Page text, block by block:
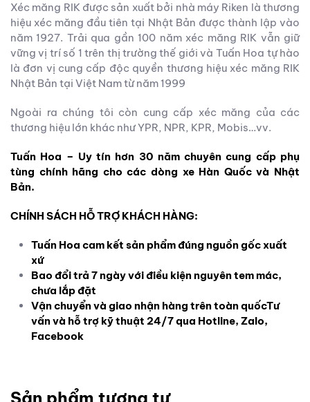
Xéc măng RIK được sản xuất bởi nhà máy Riken là thương
hiệu xéc măng đầu tiên tại Nhật Bản được thành lập vào
năm 1927. Trải qua gần 100 năm xéc măng RIK vẫn giữ
vững vị trí số 1 trên thị trường thế giới và Tuấn Hoa tự hào
là đơn vị cung cấp độc quyền thương hiệu xéc măng RIK
Nhật Bản tại Việt Nam từ năm 1999
Ngoài ra chúng tôi còn cung cấp xéc măng của các
thương hiệu lớn khác như YPR, NPR, KPR, Mobis…vv.
Tuấn Hoa – Uy tín hơn 30 năm chuyên cung cấp phụ
tùng chính hãng cho các dòng xe Hàn Quốc và Nhật
Bản.
CHÍNH SÁCH HỖ TRỢ KHÁCH HÀNG:
Tuấn Hoa cam kết sản phẩm đúng nguồn gốc xuất
xứ
Bao đổi trả 7 ngày với điều kiện nguyên tem mác,
chưa lắp đặt
Vận chuyển và giao nhận hàng trên toàn quốcTư
vấn và hỗ trợ kỹ thuật 24/7 qua Hotline, Zalo,
Facebook
Sản phẩm tương tự